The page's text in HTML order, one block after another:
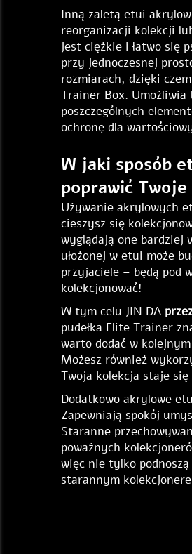
Inną zaletą etui
reorganizacji kolekcji
jest ciężkie i łatwo się
przy jednoczesnej
rozmiarach, dzięki
Trainer Box.
poszczególnych
ochronę dla
W jaki sposób
poprawić
Używanie akrylowych
cieszysz się
wyglądają one bardziej
ułożonej w etui może
przyjaciele – będą pod
kolekcjonować!
W tym celu JIN DA
pudełka Elite Trainer
warto dodać w
Możesz również
Twoja kolekcja staje
Dodatkowo akrylowe
Zapewniają spokój
Staranne
poważnych
więc nie tylko
starannym